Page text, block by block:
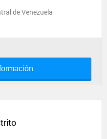
de Venezuela